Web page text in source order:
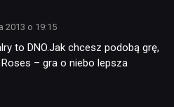
2013 o 19:15
to DNO.Jak chcesz podobą grę,
– gra o niebo lepsza